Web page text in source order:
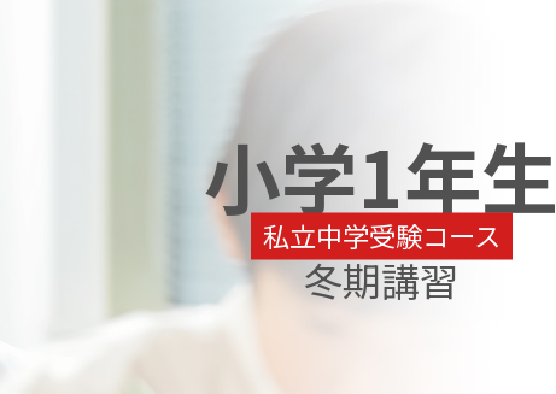
小学1年生
私立中学受験コース
冬期講習